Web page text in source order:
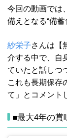
今回の動画では、
備えとなる“備蓄
紗栄子さんは【
介する中で、自
ていたと話しつ
これも長期保存
て」とコメント
■最大4年の賞